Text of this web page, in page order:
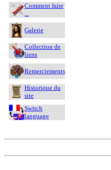
Comment faire
...
Galerie
Collection de
liens
Remerciements
Historique du
site
Switch
language